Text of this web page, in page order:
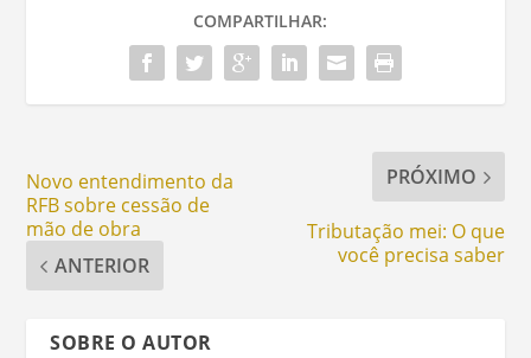
COMPARTILHAR:
Novo entendimento da
RFB sobre cessão de
mão de obra
ANTERIOR
PRÓXIMO
Tributação mei: O que
você precisa saber
SOBRE O AUTOR